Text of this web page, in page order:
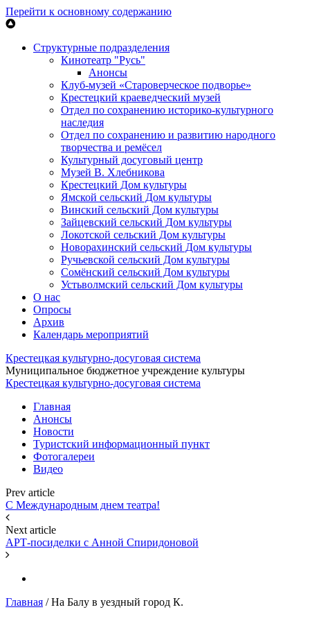
Перейти к основному содержанию
Структурные подразделения
Кинотеатр "Русь"
Анонсы
Клуб-музей «Староверческое подворье»
Крестецкий краеведческий музей
Отдел по сохранению историко-культурного
наследия
Отдел по сохранению и развитию народного
творчества и ремёсел
Культурный досуговый центр
Музей В. Хлебникова
Крестецкий Дом культуры
Ямской сельский Дом культуры
Винский сельский Дом культуры
Зайцевский сельский Дом культуры
Локотской сельский Дом культуры
Новорахинский сельский Дом культуры
Ручьевской сельский Дом культуры
Сомёнский сельский Дом культуры
Устьволмский сельский Дом культуры
О нас
Опросы
Архив
Календарь мероприятий
Крестецкая культурно-досуговая система
Муниципальное бюджетное учреждение культуры
Крестецкая культурно-досуговая система
Главная
Анонсы
Новости
Туристский информационный пункт
Фотогалереи
Видео
Prev article
С Международным днем театра!
Next article
АРТ-посиделки с Анной Спиридоновой
Главная /На Балу в уездный город К.